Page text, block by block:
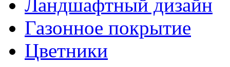
Ландшафтный дизайн
Газонное покрытие
Цветники